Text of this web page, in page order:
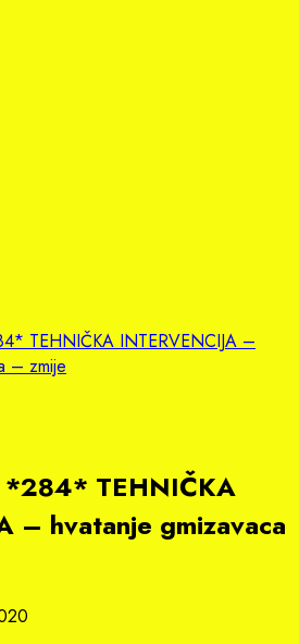
TEHNIČKA INTERVENCIJA –
– zmije
TEHNIČKA
– hvatanje gmizavaca